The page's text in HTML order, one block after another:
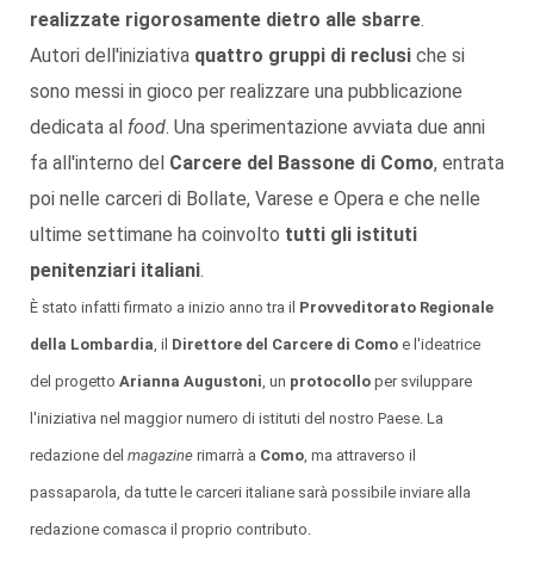
realizzate rigorosamente dietro alle sbarre.
Autori dell'iniziativa quattro gruppi di reclusi che si
sono messi in gioco per realizzare una pubblicazione
dedicata al food. Una sperimentazione avviata due anni
fa all'interno del Carcere del Bassone di Como, entrata
poi nelle carceri di Bollate, Varese e Opera e che nelle
ultime settimane ha coinvolto tutti gli istituti
penitenziari italiani.
È stato infatti firmato a inizio anno tra il Provveditorato Regionale
della Lombardia, il Direttore del Carcere di Como e l'ideatrice
del progetto Arianna Augustoni, un protocollo per sviluppare
l'iniziativa nel maggior numero di istituti del nostro Paese. La
redazione del magazine rimarrà a Como, ma attraverso il
passaparola, da tutte le carceri italiane sarà possibile inviare alla
redazione comasca il proprio contributo.